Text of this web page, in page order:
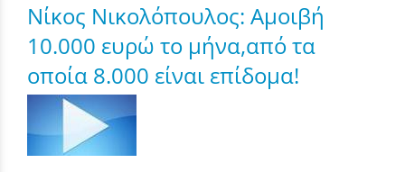
Νίκος Νικολόπουλος: Αμοιβή
10.000 ευρώ το μήνα,από τα
οποία 8.000 είναι επίδομα!